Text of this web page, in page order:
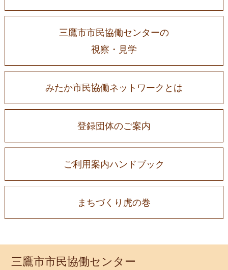
三鷹市市民協働センターの
視察・見学
みたか市民協働ネットワークとは
登録団体のご案内
ご利用案内ハンドブック
まちづくり虎の巻
三鷹市市民協働センター